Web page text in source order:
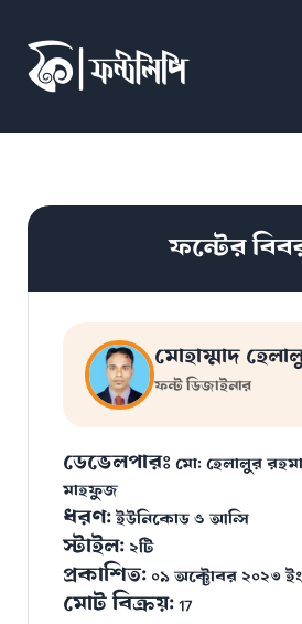
ফন্টের
মোহাম্মাদ
ফন্ট ডিজাইনার
ডেভেলপারঃ মো: হেলালুর
মাহফুজ
ধরণ:ইউনিকোড ও আন্সি
স্টাইল: ২টি
প্রকাশিত: ০৯ অক্টোবর ২০২৩ ইং
মোট বিক্রয়:17